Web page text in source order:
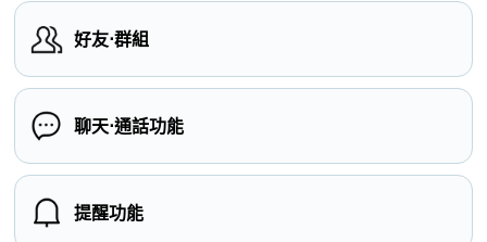
好友⋅群組
聊天⋅通話功能
提醒功能